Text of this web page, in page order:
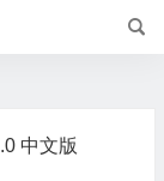
中文版